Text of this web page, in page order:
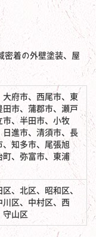
密着の外壁塗装、屋
大府市、西尾市、東
市、蒲郡市、瀬戸
市、半田市、小牧
日進市、清須市、長
知多市、尾張旭
町、弥富市、東浦
、北区、昭和区、
区、中村区、西
守山区